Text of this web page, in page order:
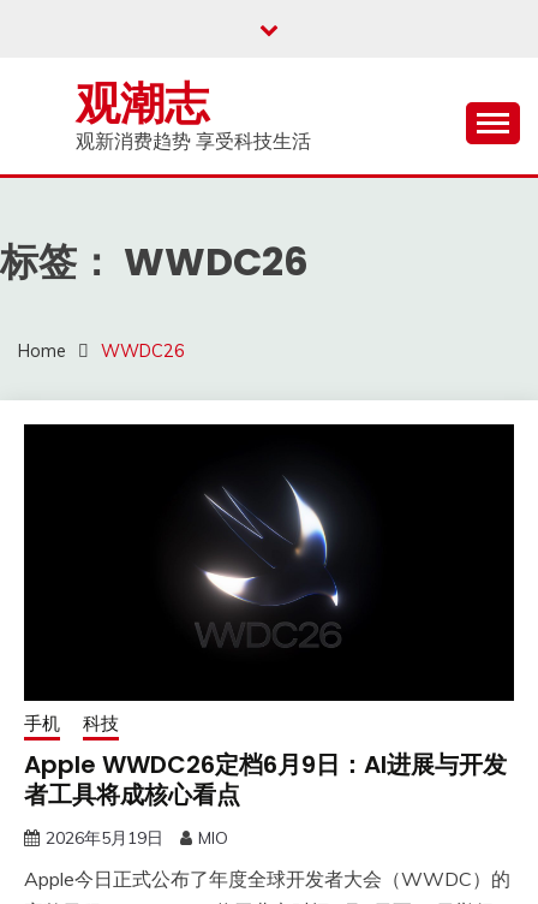
观潮志
观新消费趋势 享受科技生活
标签： WWDC26
Home WWDC26
手机 科技
Apple WWDC26定档6月9日：AI进展与开发
者工具将成核心看点
2026年5月19日 MIO
Apple今日正式公布了年度全球开发者大会（WWDC）的